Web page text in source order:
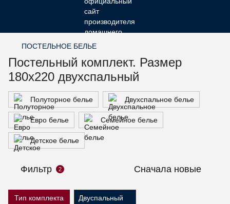
ПОСТЕЛЬНОЕ БЕЛЬЕ
Постельный комплект. Размер
180х220 двухспальный
Полуторное белье Двухспальное белье
Евро белье Семейное белье
Детское белье
Фильтр 2 Сначала новые
Тип комплекта Двуспальный